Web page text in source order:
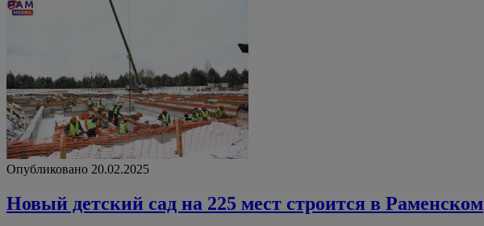
Опубликовано 20.02.2025
Новый детский сад на 225 мест строится в Раменском